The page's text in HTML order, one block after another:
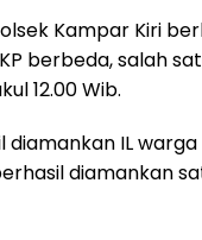
Kampar Kiri
berbeda, salah
12.00 Wib.
IL
diamankan